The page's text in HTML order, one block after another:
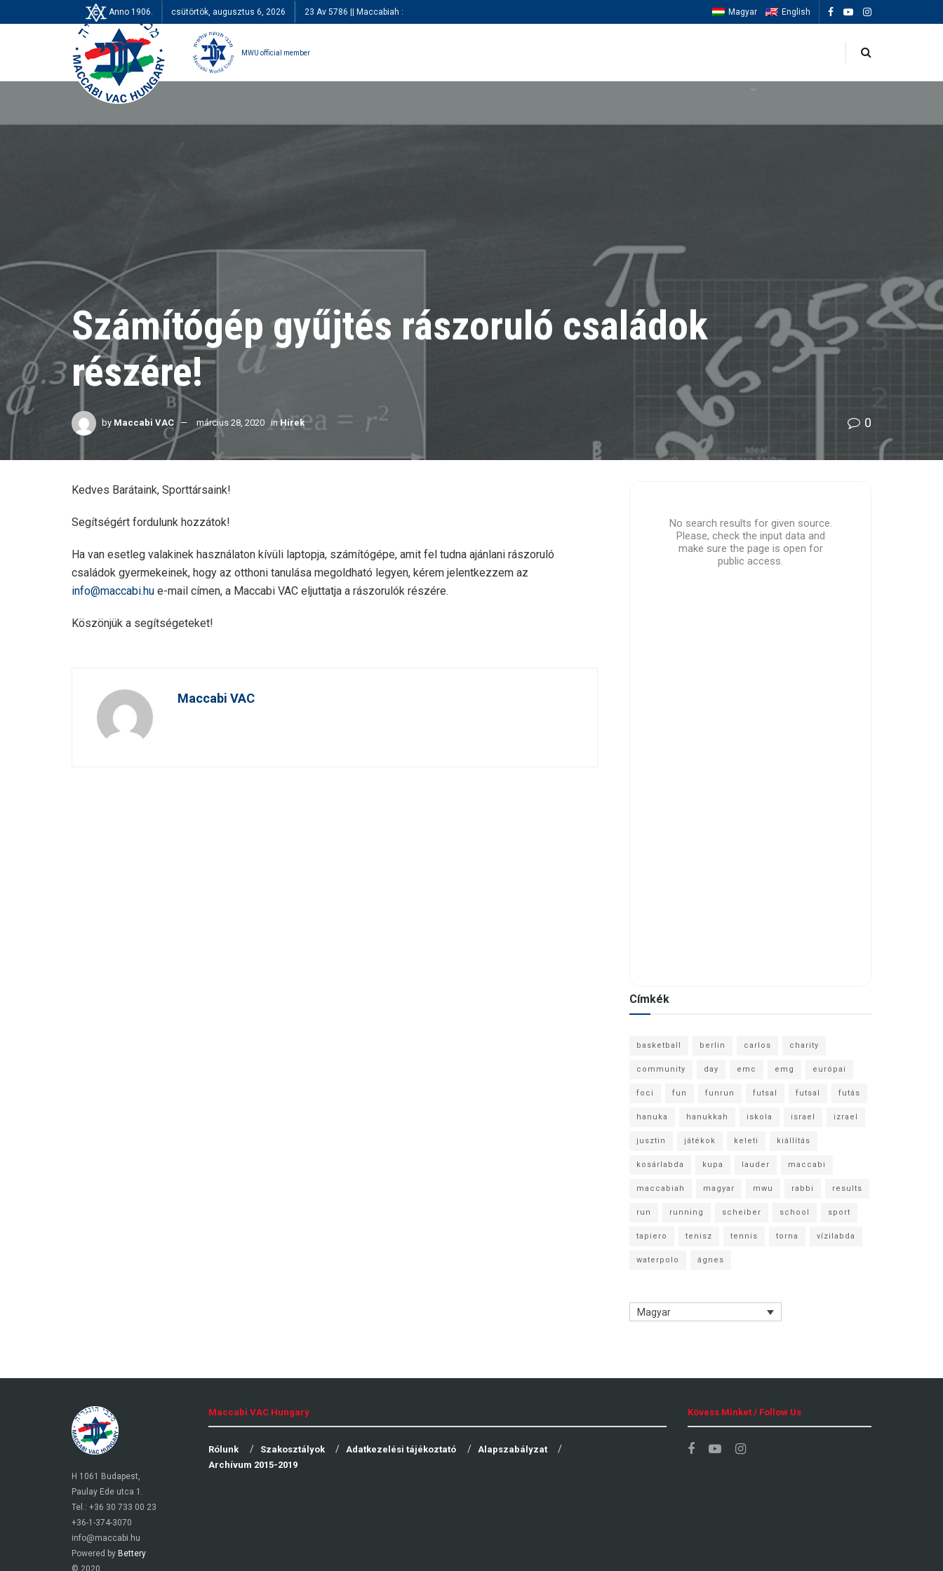
Anno 1906. csütörtök, augusztus 6, 2026 23 Av 5786 || Maccabiah : Magyar English
MWU official member
ESEMÉNYEK MACCABIAH 2025
Számítógép gyűjtés rászoruló családok
részére!
by Maccabi VAC március 28, 2020 in Hírek 0
Kedves Barátaink, Sporttársaink!
Segítségért fordulunk hozzátok!
Ha van esetleg valakinek használaton kívüli laptopja, számítógépe, amit fel tudna ajánlani rászoruló
családok gyermekeinek, hogy az otthoni tanulása megoldható legyen, kérem jelentkezzem az
info@maccabi.hu e-mail címen, a Maccabi VAC eljuttatja a rászorulók részére.
Köszönjük a segítségeteket!
Maccabi VAC
No search results for given source.
Please, check the input data and
make sure the page is open for
public access.
Címkék
basketball berlin carlos charity
community day emc emg európai
foci fun funrun futsal futsal futás
hanuka hanukkah iskola israel izrael
jusztin játékok keleti kiállítás
kosárlabda kupa lauder maccabi
maccabiah magyar mwu rabbi results
run running scheiber school sport
tapiero tenisz tennis torna vízilabda
waterpolo ágnes
Magyar
H 1061 Budapest,
Paulay Ede utca 1.
Tel.: +36 30 733 00 23
+36-1-374-3070
info@maccabi.hu
Powered by Bettery
© 2020
Maccabi VAC Hungary
Rólunk Szakosztályok Adatkezelési tájékoztató
Alapszabályzat
Archívum 2015-2019
Kövess Minket / Follow Us